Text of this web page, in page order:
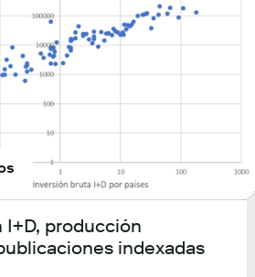
I+D, producción
indexadas